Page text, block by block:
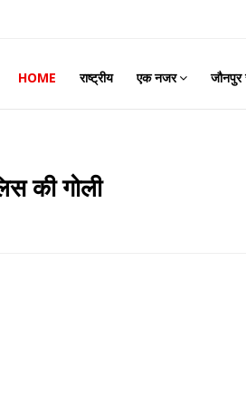
HOME राष्ट्रीय एक नजर जौनपुर
की गोली